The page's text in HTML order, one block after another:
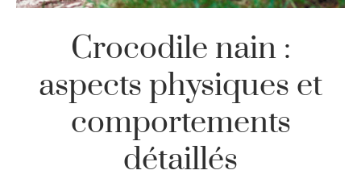
Crocodile nain :
aspects physiques et
comportements
détaillés